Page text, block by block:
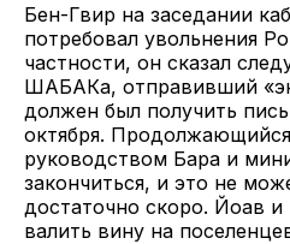
Бен-Гвир на заседании
потребовал увольнения
частности, он сказал
ШАБАКа, отправивший
должен был получить
октября.
руководством Бара и
закончиться, и это не
достаточно скоро. Йоав
валить вину на